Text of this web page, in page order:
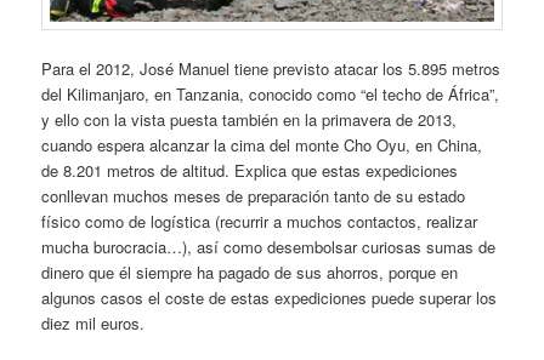
Para el 2012, José Manuel tiene previsto atacar los 5.895 metros
del Kilimanjaro, en Tanzania, conocido como “el techo de África”,
y ello con la vista puesta también en la primavera de 2013,
cuando espera alcanzar la cima del monte Cho Oyu, en China,
de 8.201 metros de altitud. Explica que estas expediciones
conllevan muchos meses de preparación tanto de su estado
físico como de logística (recurrir a muchos contactos, realizar
mucha burocracia…), así como desembolsar curiosas sumas de
dinero que él siempre ha pagado de sus ahorros, porque en
algunos casos el coste de estas expediciones puede superar los
diez mil euros.